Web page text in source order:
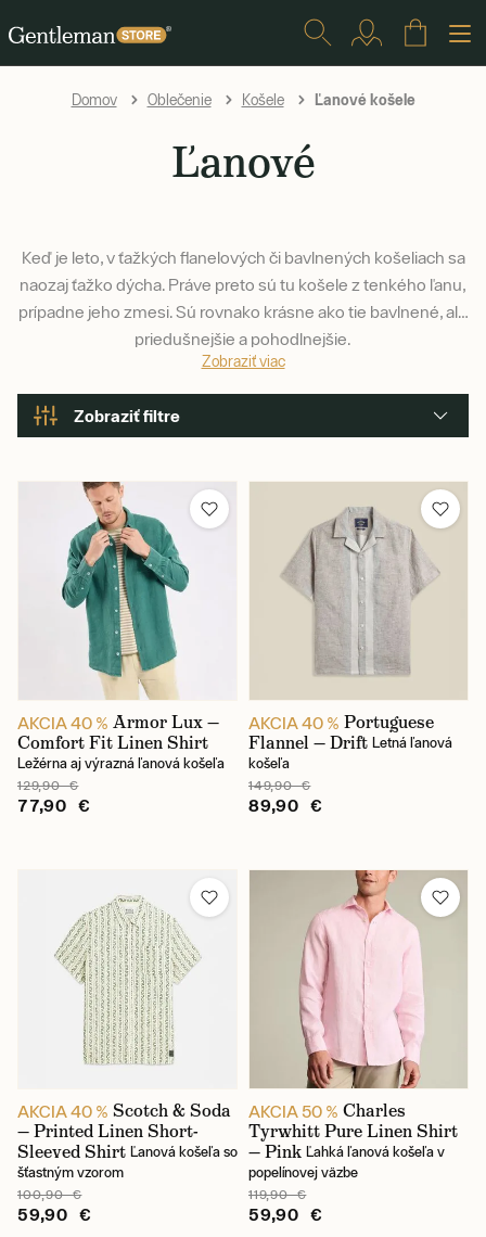
Domov Oblečenie Košele Ľanové košele
Ľanové
Keď je leto, v ťažkých flanelových či bavlnených košeliach sa
naozaj ťažko dýcha. Práve preto sú tu košele z tenkého ľanu,
prípadne jeho zmesi. Sú rovnako krásne ako tie bavlnené, ale
priedušnejšie a pohodlnejšie.
Zobraziť viac
Zobraziť filtre
Výrobca
Veľkosť
Materiál oblečenia
Pohlavie
Rukáv
Typ goliera
Cena
Skladom
AKCIA 40 % Armor Lux —
Comfort Fit Linen Shirt
Ležérna aj výrazná ľanová košeľa
129,90 €
77,90 €
AKCIA 40 % Portuguese
Flannel — Drift Letná ľanová
košeľa
149,90 €
89,90 €
AKCIA 40 % Scotch & Soda
— Printed Linen Short-
Sleeved Shirt Ľanová košeľa so
šťastným vzorom
100,90 €
59,90 €
AKCIA 50 % Charles
Tyrwhitt Pure Linen Shirt
— Pink Ľahká ľanová košeľa v
popelínovej väzbe
119,90 €
59,90 €